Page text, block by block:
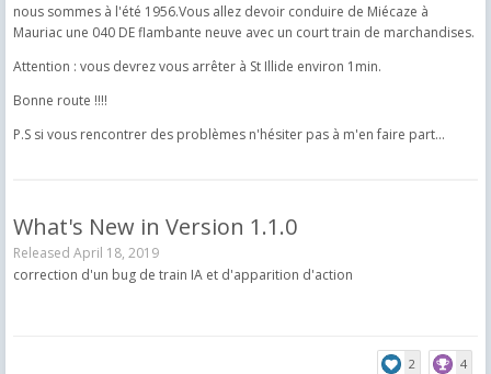
nous sommes à l'été 1956.Vous allez devoir conduire de Miécaze à
Mauriac une 040 DE flambante neuve avec un court train de marchandises.
Attention : vous devrez vous arrêter à St Illide environ 1min.
Bonne route !!!!
P.S si vous rencontrer des problèmes n'hésiter pas à m'en faire part...
What's New in Version 1.1.0
Released April 18, 2019
correction d'un bug de train IA et d'apparition d'action
2 4